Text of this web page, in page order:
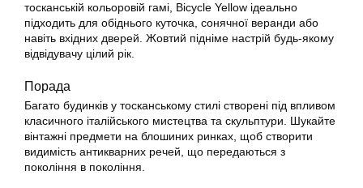
тосканській кольоровій гамі, Bicycle Yellow ідеально
підходить для обіднього куточка, сонячної веранди або
навіть вхідних дверей. Жовтий підніме настрій будь-якому
відвідувачу цілий рік.
Порада
Багато будинків у тосканському стилі створені під впливом
класичного італійського мистецтва та скульптури. Шукайте
вінтажні предмети на блошиних ринках, щоб створити
видимість антикварних речей, що передаються з
покоління в покоління.